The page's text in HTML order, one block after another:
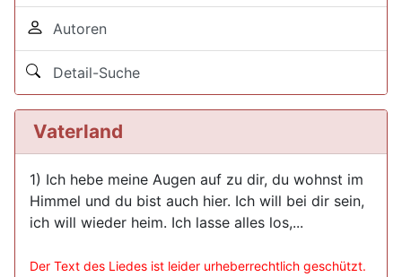
Autoren
Detail-Suche
Vaterland
1) Ich hebe meine Augen auf zu dir, du wohnst im
Himmel und du bist auch hier. Ich will bei dir sein,
ich will wieder heim. Ich lasse alles los,...
Der Text des Liedes ist leider urheberrechtlich geschützt.